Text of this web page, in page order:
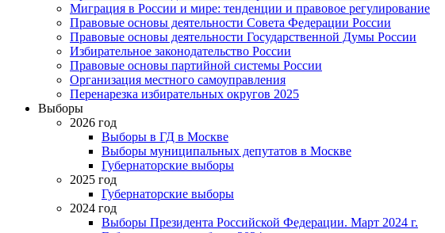
Миграция в России и мире: тенденции и правовое регулирование
Правовые основы деятельности Совета Федерации России
Правовые основы деятельности Государственной Думы России
Избирательное законодательство России
Правовые основы партийной системы России
Организация местного самоуправления
Перенарезка избирательных округов 2025
Выборы
2026 год
Выборы в ГД в Москве
Выборы муниципальных депутатов в Москве
Губернаторские выборы
2025 год
Губернаторские выборы
2024 год
Выборы Президента Российской Федерации. Март 2024 г.